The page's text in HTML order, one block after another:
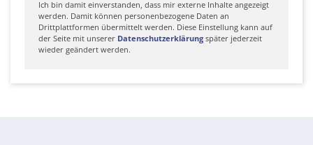
Ich bin damit einverstanden, dass mir externe Inhalte angezeigt
werden. Damit können personenbezogene Daten an
Drittplattformen übermittelt werden. Diese Einstellung kann auf
der Seite mit unserer Datenschutzerklärung später jederzeit
wieder geändert werden.